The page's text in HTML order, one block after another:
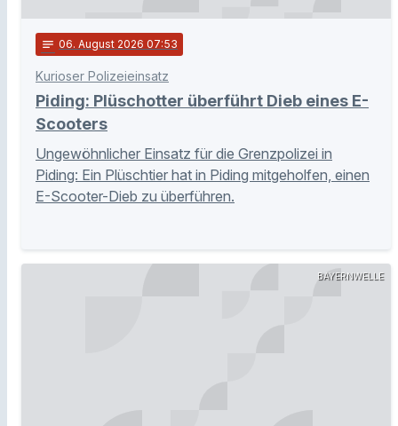
notes 06. August 2026 07:53
Kurioser Polizeieinsatz
Piding: Plüschotter überführt Dieb eines E-
Scooters
Ungewöhnlicher Einsatz für die Grenzpolizei in
Piding: Ein Plüschtier hat in Piding mitgeholfen, einen
E-Scooter-Dieb zu überführen.
BAYERNWELLE